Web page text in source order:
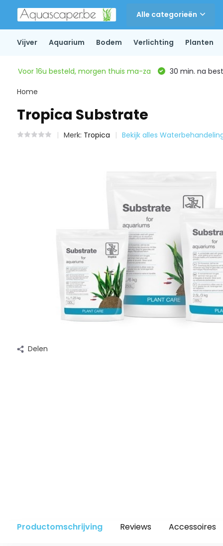
Alle categorieën
Vijver Aquarium Bodem Verlichting Planten
Voor 16u besteld, morgen thuis ma-za 30 min. na
Home
Tropica Substrate
Merk: Tropica Bekijk alles
Delen
Productomschrijving Reviews Accessoires